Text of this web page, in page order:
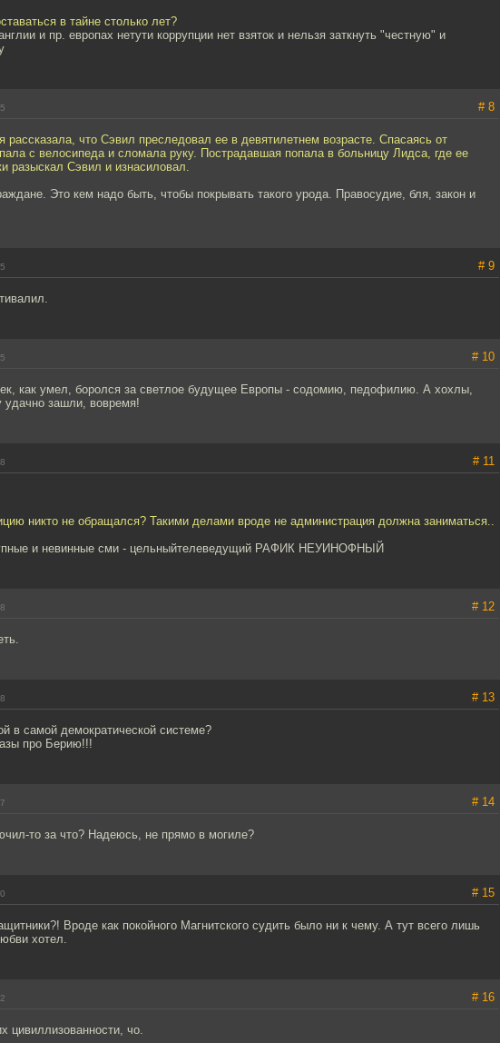
в тайне столько лет?
и пр. европах нетути коррупции нет взяток и нельзя заткнуть "честную" и
# 8
рассказала, что Сэвил преследовал ее в девятилетнем возрасте. Спасаясь от
с велосипеда и сломала руку. Пострадавшая попала в больницу Лидса, где ее
разыскал Сэвил и изнасиловал.
Это кем надо быть, чтобы покрывать такого урода. Правосудие, бля, закон и
# 9
# 10
как умел, боролся за светлое будущее Европы - содомию, педофилию. А хохлы,
удачно зашли, вовремя!
# 11
никто не обращался? Такими делами вроде не администрация должна заниматься..
и невинные сми - цельныйтелеведущий РАФИК НЕУИНОФНЫЙ
# 12
# 13
в самой демократической системе?
про Берию!!!
# 14
то за что? Надеюсь, не прямо в могиле?
# 15
Вроде как покойного Магнитского судить было ни к чему. А тут всего лишь
хотел.
# 16
цивиллизованности, чо.